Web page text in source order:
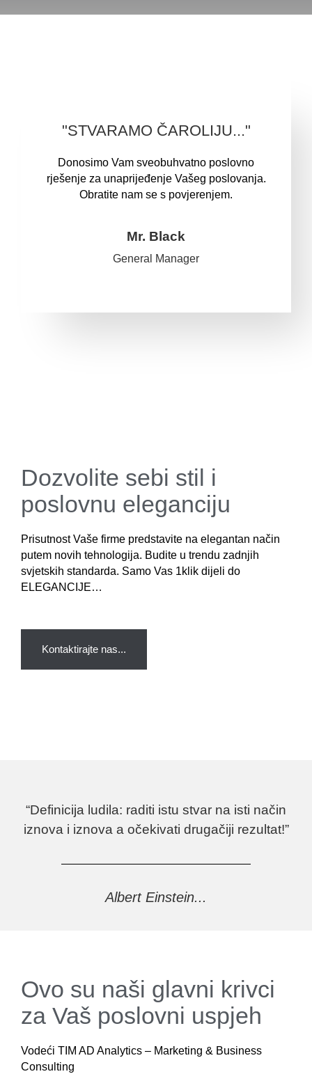
"STVARAMO ČAROLIJU..."
Donosimo Vam sveobuhvatno poslovno
rješenje za unaprijeđenje Vašeg poslovanja.
Obratite nam se s povjerenjem.
Mr. Black
General Manager
Dozvolite sebi stil i
poslovnu eleganciju
Prisutnost Vaše firme predstavite na elegantan način
putem novih tehnologija. Budite u trendu zadnjih
svjetskih standarda. Samo Vas 1klik dijeli do
ELEGANCIJE…
Kontaktirajte nas...
“Definicija ludila: raditi istu stvar na isti način
iznova i iznova a očekivati drugačiji rezultat!”
Albert Einstein...
Ovo su naši glavni krivci
za Vaš poslovni uspjeh
Vodeći TIM AD Analytics – Marketing & Business
Consulting